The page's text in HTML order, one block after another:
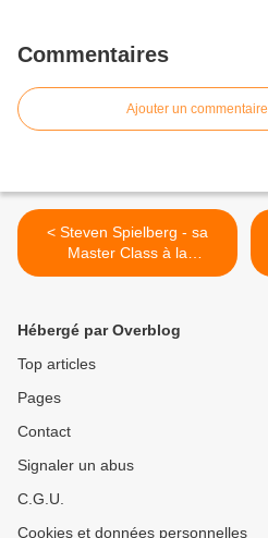
Commentaires
Ajouter un commentaire
< Steven Spielberg - sa
Master Class à la
Cinémathèque Paris - Vidéo
Hébergé par Overblog
Top articles
Pages
Contact
Signaler un abus
C.G.U.
Cookies et données personnelles